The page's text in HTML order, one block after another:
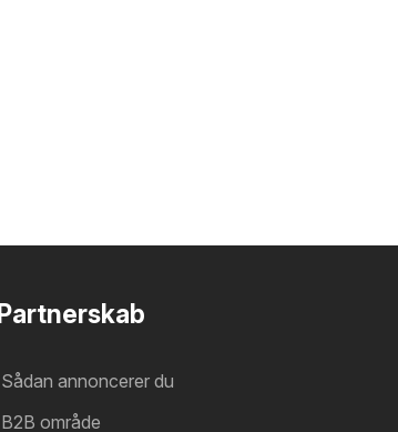
Partnerskab
Sådan annoncerer du
B2B område